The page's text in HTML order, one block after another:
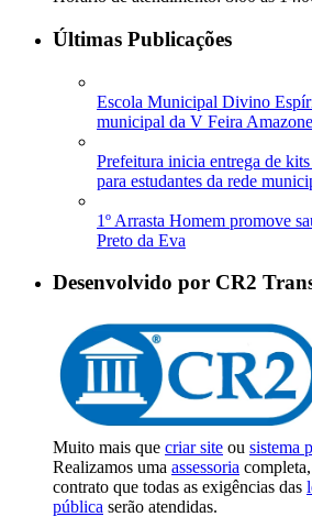
Últimas Publicações
Escola Municipal Divino
municipal da V Feira
Prefeitura inicia entrega de
para estudantes da rede
1º Arrasta Homem promove
Preto da Eva
Desenvolvido por CR2
Muito mais que criar site ou sistema
Realizamos uma assessoria
contrato que todas as exigências das
pública serão atendidas.